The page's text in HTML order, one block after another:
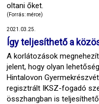
oltani őket.
(Forrás: mérce)
2021.03.25.
Így teljesíthető a
A korlátozások
jelent, hogy olyan
Hintalovon
regisztrált IKSZ-fogadó
összhangban is